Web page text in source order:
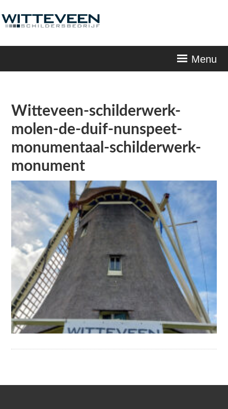
Menu
Witteveen-schilderwerk-
molen-de-duif-nunspeet-
monumentaal-schilderwerk-
monument